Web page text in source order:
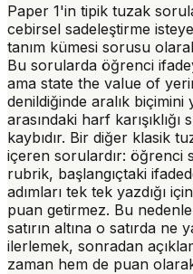
Paper 1'in tipik tuzak
cebirsel sadeleştirme
tanım kümesi sorusu
Bu sorularda öğrenci
ama state the value of
denildiğinde aralık biçimini
arasındaki harf karışıklığı
kaybıdır. Bir diğer klasik
içeren sorulardır:
rubrik, başlangıçtaki
adımları tek tek yazdığı
puan getirmez. Bu nedenle
satırın altına o satırda ne
ilerlemek, sonradan
zaman hem de puan